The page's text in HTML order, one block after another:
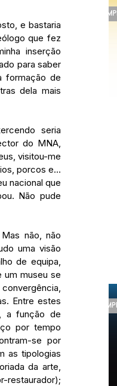
e bastaria
que fez
inserção
para saber
formação de
dela mais
seria
do MNA,
visitou-me
porcos e…
nacional que
Não pude
não, não
uma visão
de equipa,
um museu se
Entre estes
a função de
por tempo
se por
as tipologias
da arte,
restaurador);